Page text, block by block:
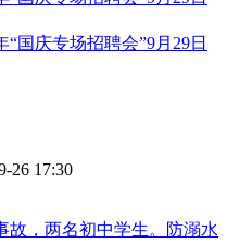
26 17:30
故，两名初中学生。防溺水